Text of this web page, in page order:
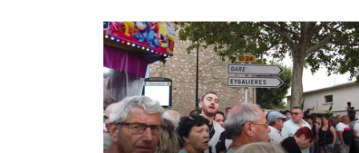
Est de la France|Bassin
France|Sud de la France|Europe de
Union Européenne|Europe